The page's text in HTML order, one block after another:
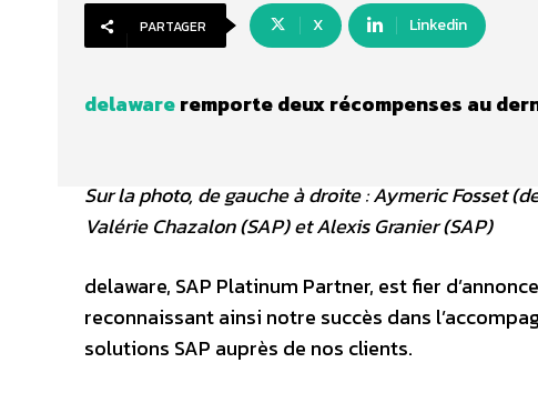
PARTAGER X Linkedin
delawareremporte deux récompenses au
Sur la photo, de gauche à droite : Aymeric Fosset
Valérie Chazalon (SAP) et Alexis Granier (SAP)
delaware, SAP Platinum Partner, est fier
reconnaissant ainsi notre succès dans
solutions SAP auprès de nos clients.